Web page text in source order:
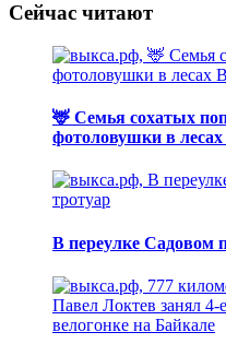
Сейчас читают
🦌 Семья сохатых
фотоловушки в
В переулке Садовом